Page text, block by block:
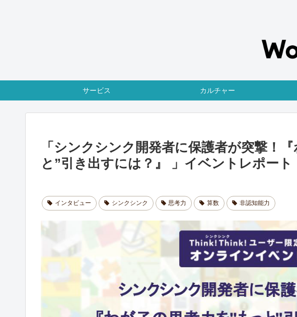
サービス カルチャー
「シンクシンク開発者に保護者が突撃！
と”引き出すには？』 」イベントレポート
インタビュー シンクシンク 思考力 算数 非認知能力